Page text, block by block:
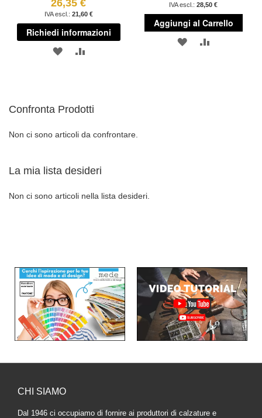
26,35 €
21,60 €
Richiedi informazioni
AGGIUNGI
DESIDERI
AGGIUNGI
28,50 €
Aggiungi al Carrello
AGGIUNGI
Confronta Prodotti
Non ci sono articoli da confrontare.
La mia lista desideri
Non ci sono articoli nella lista desideri.
CHI SIAMO
Dal 1946 ci occupiamo di fornire ai produttori di calzature e